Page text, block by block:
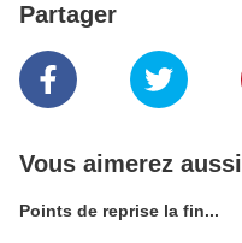
Partager
Vous aimerez aussi
Points de reprise la fin...